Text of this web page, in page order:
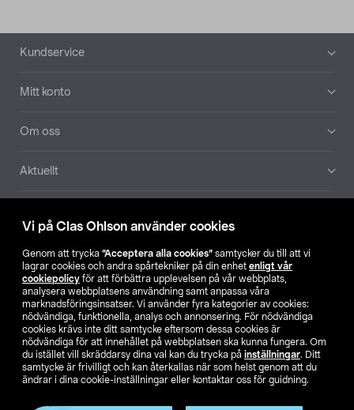
Vi på Clas Ohlson använder cookies
Genom att trycka ”Acceptera alla cookies” samtycker du till att vi
lagrar cookies och andra spårtekniker på din enhet enligt vår
cookiepolicy för att förbättra upplevelsen på vår webbplats,
analysera webbplatsens användning samt anpassa våra
marknadsföringsinsatser. Vi använder fyra kategorier av cookies:
nödvändiga, funktionella, analys och annonsering. För nödvändiga
cookies krävs inte ditt samtycke eftersom dessa cookies är
nödvändiga för att innehållet på webbplatsen ska kunna fungera. Om
du istället vill skräddarsy dina val kan du trycka på inställningar. Ditt
samtycke är frivilligt och kan återkallas när som helst genom att du
ändrar i dina cookie-inställningar eller kontaktar oss för guidning.
Sidfot
Kundservice
Mitt konto
Om oss
Aktuellt
Hitta butik
SE NO FI